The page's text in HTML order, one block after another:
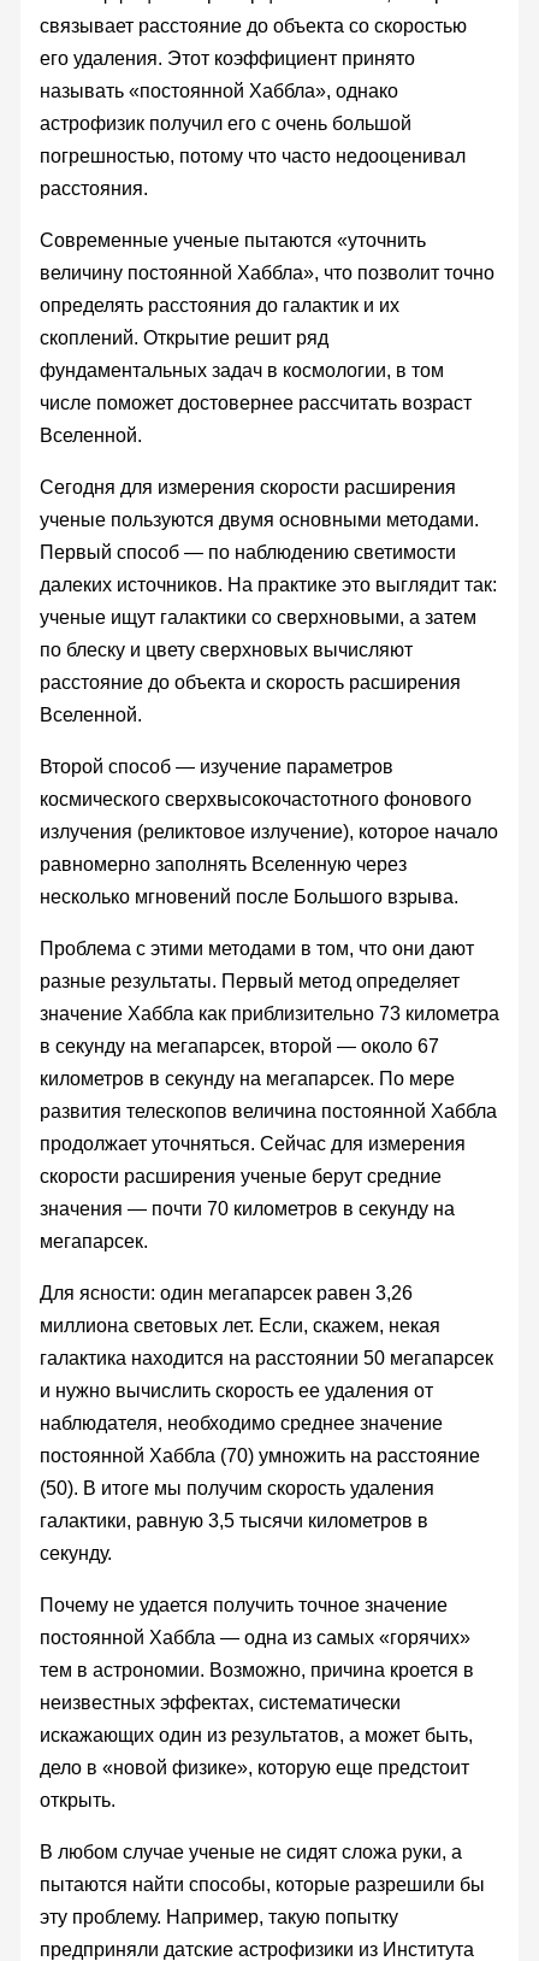
связывает расстояние до объекта со скоростью
его удаления. Этот коэффициент принято
называть «постоянной Хаббла», однако
астрофизик получил его с очень большой
погрешностью, потому что часто недооценивал
расстояния.
Современные ученые пытаются «уточнить
величину постоянной Хаббла», что позволит точно
определять расстояния до галактик и их
скоплений. Открытие решит ряд
фундаментальных задач в космологии, в том
числе поможет достовернее рассчитать возраст
Вселенной.
Сегодня для измерения скорости расширения
ученые пользуются двумя основными методами.
Первый способ — по наблюдению светимости
далеких источников. На практике это выглядит так:
ученые ищут галактики со сверхновыми, а затем
по блеску и цвету сверхновых вычисляют
расстояние до объекта и скорость расширения
Вселенной.
Второй способ — изучение параметров
космического сверхвысокочастотного фонового
излучения (реликтовое излучение), которое начало
равномерно заполнять Вселенную через
несколько мгновений после Большого взрыва.
Проблема с этими методами в том, что они дают
разные результаты. Первый метод определяет
значение Хаббла как приблизительно 73 километра
в секунду на мегапарсек, второй — около 67
километров в секунду на мегапарсек. По мере
развития телескопов величина постоянной Хаббла
продолжает уточняться. Сейчас для измерения
скорости расширения ученые берут средние
значения — почти 70 километров в секунду на
мегапарсек.
Для ясности: один мегапарсек равен 3,26
миллиона световых лет. Если, скажем, некая
галактика находится на расстоянии 50 мегапарсек
и нужно вычислить скорость ее удаления от
наблюдателя, необходимо среднее значение
постоянной Хаббла (70) умножить на расстояние
(50). В итоге мы получим скорость удаления
галактики, равную 3,5 тысячи километров в
секунду.
Почему не удается получить точное значение
постоянной Хаббла — одна из самых «горячих»
тем в астрономии. Возможно, причина кроется в
неизвестных эффектах, систематически
искажающих один из результатов, а может быть,
дело в «новой физике», которую еще предстоит
открыть.
В любом случае ученые не сидят сложа руки, а
пытаются найти способы, которые разрешили бы
эту проблему. Например, такую попытку
предприняли датские астрофизики из Института